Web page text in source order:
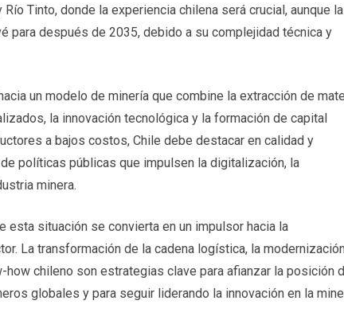
Tinto, donde la experiencia chilena será crucial, aunque la
para después de 2035, debido a su complejidad técnica y
un modelo de minería que combine la extracción de
la innovación tecnológica y la formación de capital
a bajos costos, Chile debe destacar en calidad y
políticas públicas que impulsen la digitalización, la
minera.
esta situación se convierta en un impulsor hacia la
La transformación de la cadena logística, la
chileno son estrategias clave para afianzar la posición
globales y para seguir liderando la innovación en la